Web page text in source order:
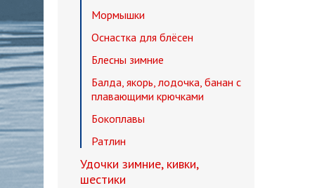
Мормышки
Оснастка для блёсен
Блесны зимние
Балда, якорь, лодочка, банан с
плавающими крючками
Бокоплавы
Ратлин
Удочки зимние, кивки,
шестики